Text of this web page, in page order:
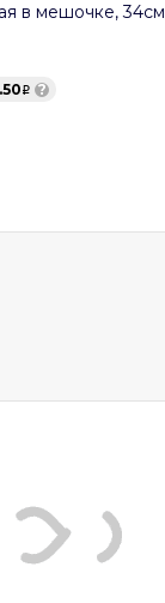
в мешочке, 34см
?